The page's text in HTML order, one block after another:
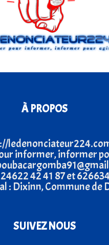
À PROPOS
informer, informer
42 41 87 et
: Dixinn, Commune de
SUIVEZ NOUS